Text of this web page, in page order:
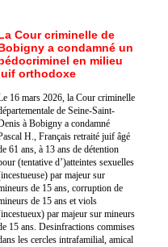
Cour criminelle de
a condamné un
en milieu
orthodoxe
16 mars 2026, la Cour criminelle
de Seine-Saint-
à Bobigny a condamné
H., Français retraité juif âgé
61 ans, à 13 ans de détention
(tentative d’)atteintes sexuelles
par majeur sur
de 15 ans, corruption de
de 15 ans et viols
par majeur sur mineurs
15 ans. Desinfractions commises
les cercles intrafamilial, amical